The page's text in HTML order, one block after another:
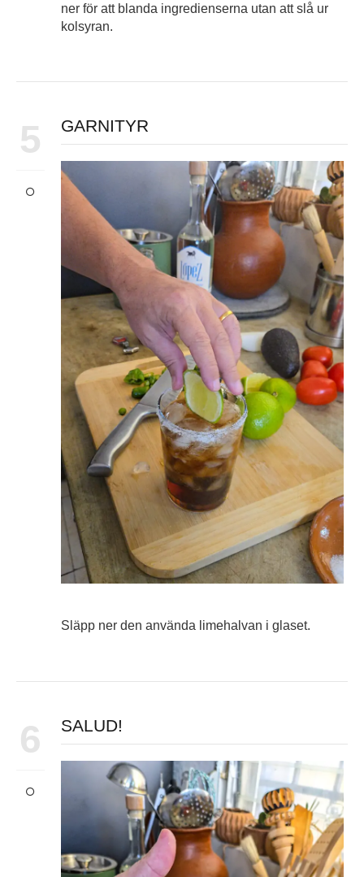
ner för att blanda ingredienserna utan att slå ur
kolsyran.
5 GARNITYR
Släpp ner den använda limehalvan i glaset.
6 SALUD!